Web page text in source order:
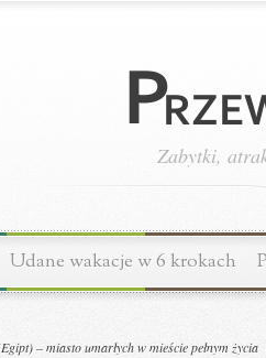
Zabytki,
Udane wakacje w 6 krokach
– miasto umarłych w mieście pełnym życia